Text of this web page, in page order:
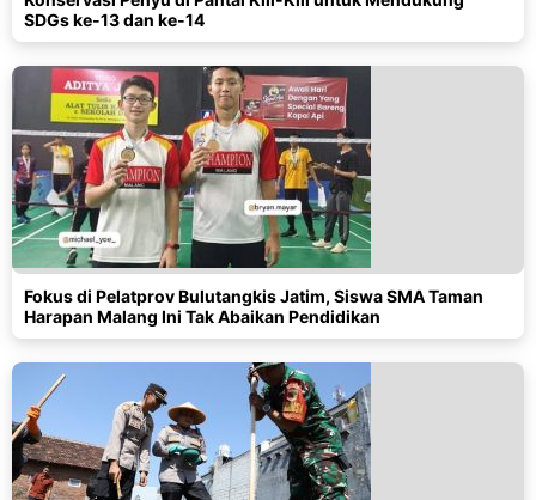
SDGs ke-13 dan ke-14
Fokus di Pelatprov Bulutangkis Jatim, Siswa SMA Taman
Harapan Malang Ini Tak Abaikan Pendidikan